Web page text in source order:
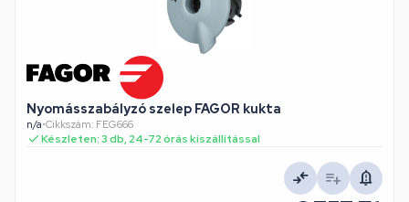
Nyomásszabályzó szelep FAGOR kukta
n/a•Cikkszám: FEG666
Készleten: 3 db, 24-72 órás kiszállítással